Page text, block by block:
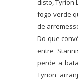
disto, Tyrion
fogo verde
de
Do que
entre
perde a
Tyrion